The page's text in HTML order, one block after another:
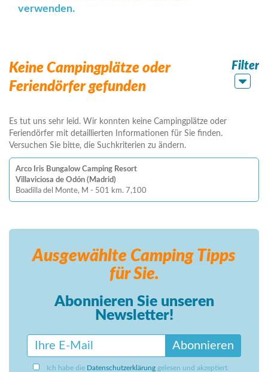
verwenden.
Keine Campingplätze oder
Feriendörfer gefunden
Filter
Es tut uns sehr leid. Wir konnten keine Campingplätze oder
Feriendörfer mit detaillierten Informationen für Sie finden.
Versuchen Sie bitte, die Suchkriterien zu ändern.
Arco Iris Bungalow Camping Resort
Villaviciosa de Odón (Madrid)
Boadilla del Monte, M - 501 km. 7,100
Ausgewählte Camping Tipps
für Sie.
Abonnieren Sie unseren
Newsletter!
Abonnieren
Ich habe die Datenschutzerklärung gelesen und akzeptiert.